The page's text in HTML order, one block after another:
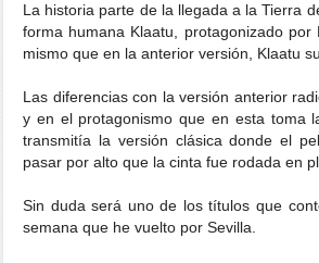
La historia parte de la llegada a la Tierra
forma humana Klaatu, protagonizado
mismo que en la anterior versión, Klaatu
Las diferencias con la versión anterior
y en el protagonismo que en esta toma
transmitía la versión clásica donde el
pasar por alto que la cinta fue rodada en
Sin duda será uno de los títulos que
semana que he vuelto por Sevilla.